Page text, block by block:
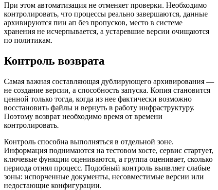
При этом автоматизация не отменяет проверки. Необходимо
контролировать, что процессы реально завершаются, данные
архивируются пин ап без пропусков, место в системе
хранения не исчерпывается, а устаревшие версии очищаются
по политикам.
Контроль возврата
Самая важная составляющая дублирующего архивирования —
не создание версии, а способность запуска. Копия становится
ценной только тогда, когда из нее фактически возможно
восстановить файлы и вернуть в работу инфраструктуру.
Поэтому возврат необходимо время от времени
контролировать.
Контроль способна выполняться в отдельной зоне.
Информация поднимаются на тестовом хосте, сервис стартует,
ключевые функции оцениваются, а группа оценивает, сколько
периода отнял процесс. Подобный контроль выявляет слабые
зоны: испорченные документы, несовместимые версии или
недостающие конфигурации.